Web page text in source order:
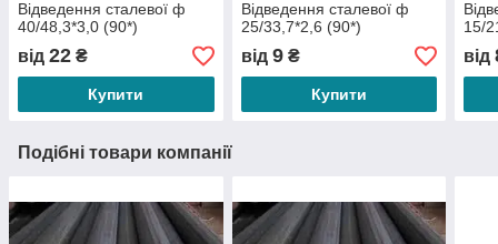
Відведення сталевої ф
40/48,3*3,0 (90*)
від 22 ₴
Купити
Відведення сталевої ф
25/33,7*2,6 (90*)
від 9₴
Купити
15/
від
Подібні товари компанії